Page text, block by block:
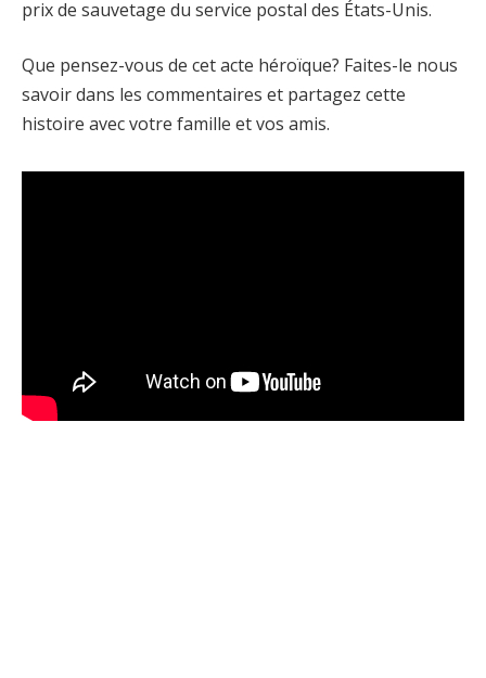
prix de sauvetage du service postal des États-Unis.
Que pensez-vous de cet acte héroïque? Faites-le nous
savoir dans les commentaires et partagez cette
histoire avec votre famille et vos amis.